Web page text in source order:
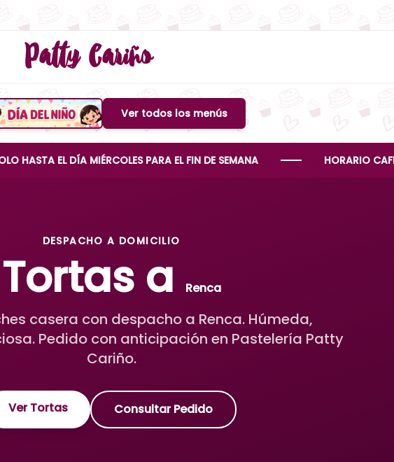
Patty Cariño
Boton de menuVer todos los menús
EL DÍA MIÉRCOLES PARA EL FIN DE SEMANA HORARIO
DESPACHO A DOMICILIO
Tortas a Renca
casera con despacho a Renca. Húmeda,
Pedido con anticipación en Pastelería Patty
Cariño.
Ver Tortas Consultar Pedido